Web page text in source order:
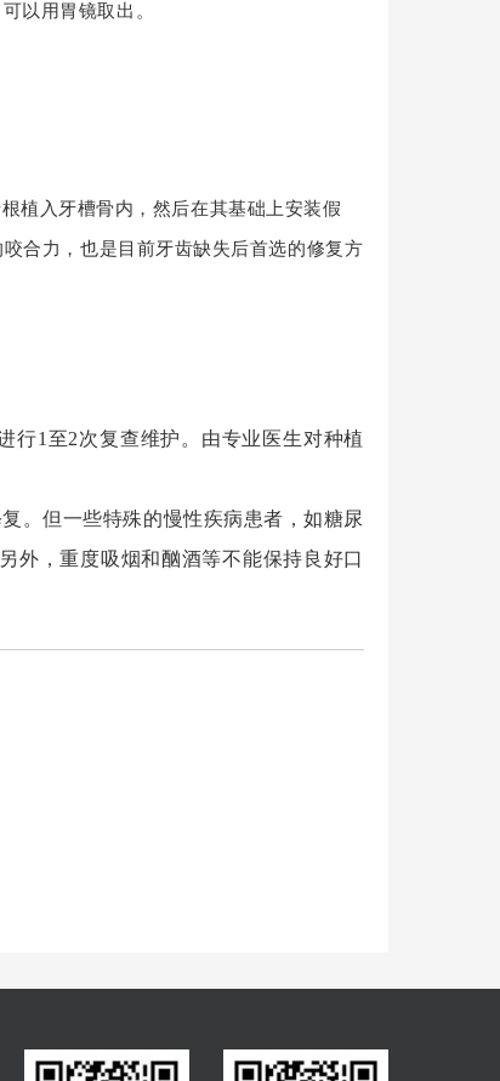
以用胃镜取出。
植入牙槽骨内，然后在其基础上安装假
合力，也是目前牙齿缺失后首选的修复方
行1至2次复查维护。由专业医生对种植
。但一些特殊的慢性疾病患者，如糖尿
外，重度吸烟和酗酒等不能保持良好口